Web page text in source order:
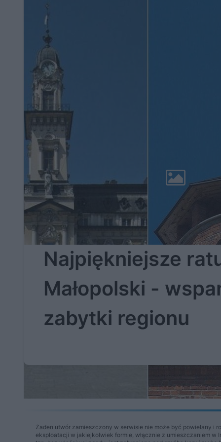
Najpiękniejsze
Małopolski -
zabytki regionu
Żaden utwór zamieszczony w serwisie nie może być powielany
eksploatacji w jakiejkolwiek formie, włącznie z umieszczaniem